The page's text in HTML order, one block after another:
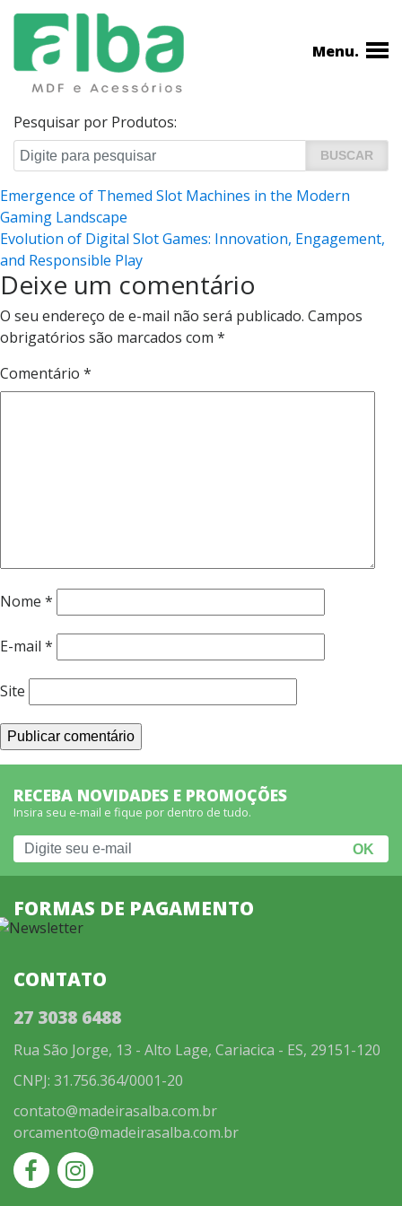
Pesquisar por Produtos:
Menu.
Navegação
de
Post
Emergence of Themed Slot Machines in the Modern
Gaming Landscape
Evolution of Digital Slot Games: Innovation, Engagement,
and Responsible Play
Deixe um comentário
O seu endereço de e-mail não será publicado. Campos
obrigatórios são marcados com *
Comentário *
Nome *
E-mail *
Site
RECEBA NOVIDADES E PROMOÇÕES
Insira seu e-mail e fique por dentro de tudo.
FORMAS DE PAGAMENTO
CONTATO
27 3038 6488
Rua São Jorge, 13 - Alto Lage, Cariacica - ES, 29151-120
CNPJ: 31.756.364/0001-20
contato@madeirasalba.com.br
orcamento@madeirasalba.com.br